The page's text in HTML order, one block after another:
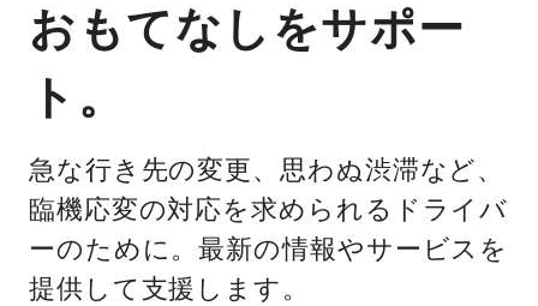
おもてなしをサポー
ト。
急な行き先の変更、思わぬ渋滞など、
臨機応変の対応を求められるドライバ
ーのために。最新の情報やサービスを
提供して支援します。